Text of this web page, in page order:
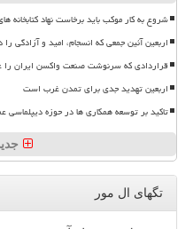
شروع به کار موکب باید برخاست نهاد کتابخانه
اربعین آئین جمعی که انسجام، امید و آزادگی
قراردادی که سرنوشت صنعت واکسن ایران
اربعین تهدید جدی برای تمدن غرب است
تاکید بر توسعه همکاری ها در حوزه دیپلماسی
تگهای ال مور